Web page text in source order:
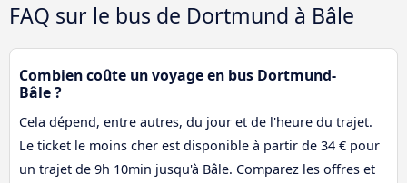
FAQ sur le bus de Dortmund à Bâle
Combien coûte un voyage en bus Dortmund-
Bâle ?
Cela dépend, entre autres, du jour et de l'heure du trajet.
Le ticket le moins cher est disponible à partir de 34 € pour
un trajet de 9h 10min jusqu'à Bâle. Comparez les offres et